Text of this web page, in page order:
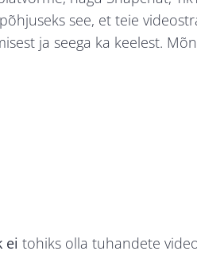
see, et teie
ja seega ka keelest.
ei tohiks olla tuhandete